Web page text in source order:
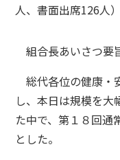
人、書面出席126人）
組合長あいさつ要
総代各位の健康・
し、本日は規模を大
た中で、第１８回通
とした。